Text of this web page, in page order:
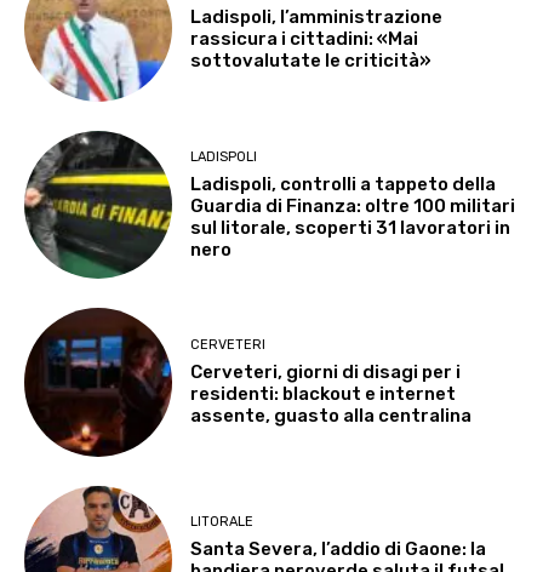
Ladispoli, l’amministrazione
rassicura i cittadini: «Mai
sottovalutate le criticità»
LADISPOLI
Ladispoli, controlli a tappeto della
Guardia di Finanza: oltre 100 militari
sul litorale, scoperti 31 lavoratori in
nero
CERVETERI
Cerveteri, giorni di disagi per i
residenti: blackout e internet
assente, guasto alla centralina
LITORALE
Santa Severa, l’addio di Gaone: la